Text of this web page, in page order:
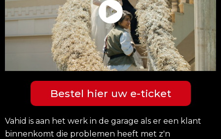
Bestel hier uw e-ticket
Vahid is aan het werk in de garage als er een klant
binnenkomt die problemen heeft met z'n